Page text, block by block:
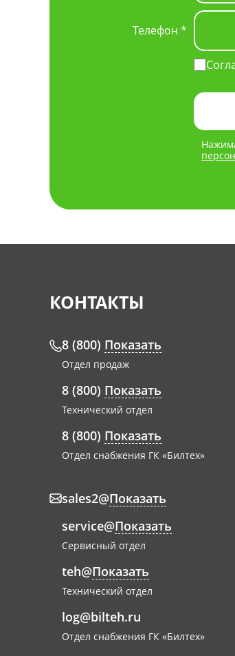
Телефон *
КОНТАКТЫ
8 (800) Показать
Отдел продаж
8 (800) Показать
Технический отдел
8 (800) Показать
Отдел снабжения ГК «Билтех»
sales2@Показать
service@Показать
Сервисный отдел
teh@Показать
Технический отдел
log@bilteh.ru
Отдел снабжения ГК «Билтех»